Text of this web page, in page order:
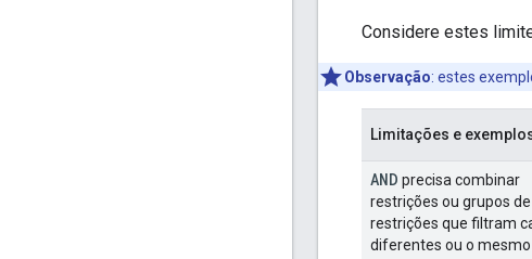
Considere estes
Observação: estes
Limitações e
AND precisa combinar
restrições ou grupos de
restrições que filtram
diferentes ou o